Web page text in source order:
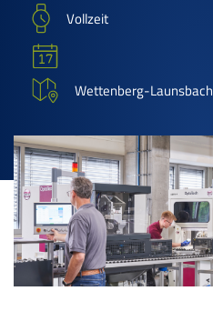
Vollzeit
Wettenberg-Launsbach